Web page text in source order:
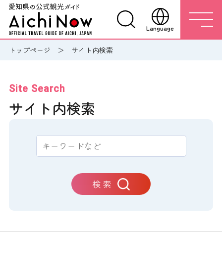
Language
トップページ サイト内検索
Site Search
サイト内検索
検 索